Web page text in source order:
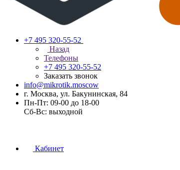
+7 495 320-55-52
Назад
Телефоны
+7 495 320-55-52
Заказать звонок
info@mikrotik.moscow
г. Москва, ул. Бакунинская, 84
Пн-Пт: 09-00 до 18-00
Сб-Вс: выходной
Кабинет